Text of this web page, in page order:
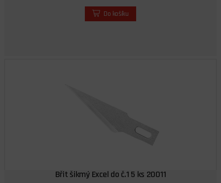
Do košíku
Břit šikmý Excel do č.1 5 ks 20011